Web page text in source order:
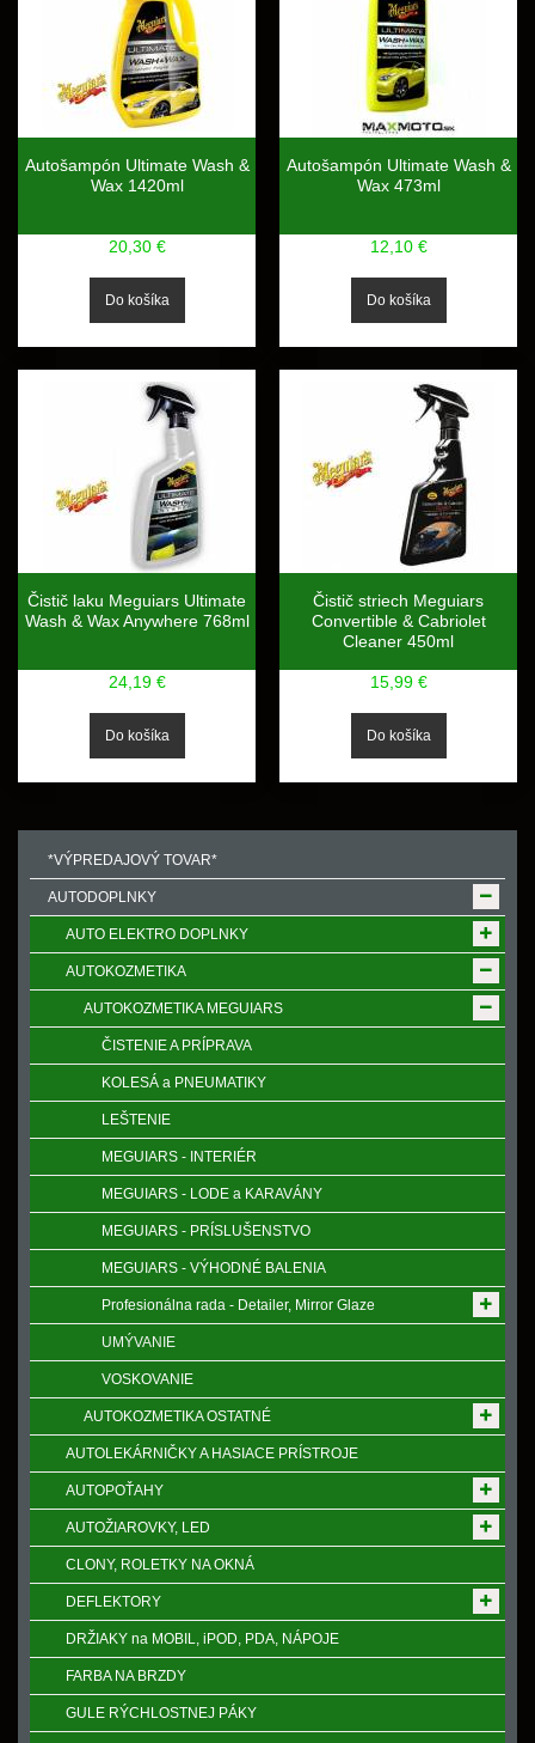
Autošampón Ultimate Wash &
Wax 1420ml
20,30 €
Autošampón Ultimate Wash &
Wax 473ml
12,10 €
Čistič laku Meguiars Ultimate
Wash & Wax Anywhere 768ml
24,19 €
Čistič striech Meguiars
Convertible & Cabriolet
Cleaner 450ml
15,99 €
*VÝPREDAJOVÝ TOVAR*
AUTODOPLNKY
AUTO ELEKTRO DOPLNKY
AUTOKOZMETIKA
AUTOKOZMETIKA MEGUIARS
ČISTENIE A PRÍPRAVA
KOLESÁ a PNEUMATIKY
LEŠTENIE
MEGUIARS - INTERIÉR
MEGUIARS - LODE a KARAVÁNY
MEGUIARS - PRÍSLUŠENSTVO
MEGUIARS - VÝHODNÉ BALENIA
Profesionálna rada - Detailer, Mirror Glaze
UMÝVANIE
VOSKOVANIE
AUTOKOZMETIKA OSTATNÉ
AUTOLEKÁRNIČKY A HASIACE PRÍSTROJE
AUTOPOŤAHY
AUTOŽIAROVKY, LED
CLONY, ROLETKY NA OKNÁ
DEFLEKTORY
DRŽIAKY na MOBIL, iPOD, PDA, NÁPOJE
FARBA NA BRZDY
GULE RÝCHLOSTNEJ PÁKY